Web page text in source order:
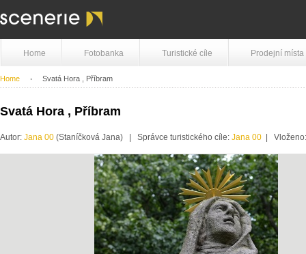
Home Fotobanka Turistické cíle Prodejní místa
Home Svatá Hora , Příbram
Svatá Hora , Příbram
Autor: Jana 00 (Staníčková Jana) | Správce turistického cíle: Jana 00 |